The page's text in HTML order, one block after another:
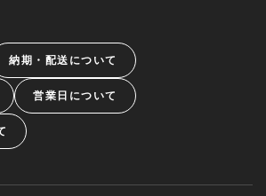
納期・配送について
営業日について